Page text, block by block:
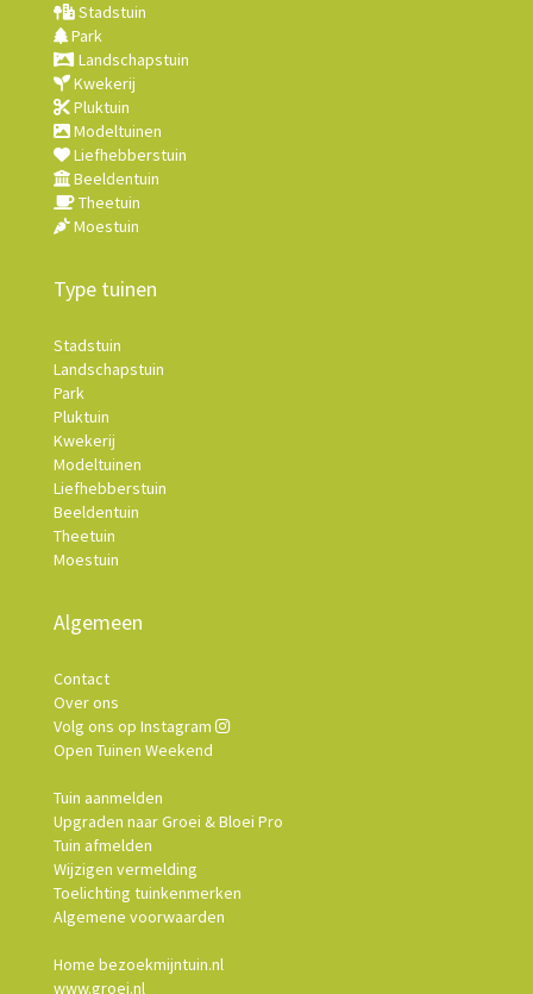
Stadstuin
Park
Landschapstuin
Kwekerij
Pluktuin
Modeltuinen
Liefhebberstuin
Beeldentuin
Theetuin
Moestuin
Type tuinen
Stadstuin
Landschapstuin
Park
Pluktuin
Kwekerij
Modeltuinen
Liefhebberstuin
Beeldentuin
Theetuin
Moestuin
Algemeen
Contact
Over ons
Volg ons op Instagram
Open Tuinen Weekend
Tuin aanmelden
Upgraden naar Groei & Bloei Pro
Tuin afmelden
Wijzigen vermelding
Toelichting tuinkenmerken
Algemene voorwaarden
Home bezoekmijntuin.nl
www.groei.nl